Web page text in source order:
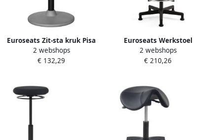
Euroseats Zit-sta kruk Pisa
zwart
2 webshops
€ 132,29
Euroseats Werkstoel
Tarente Large zwart
2 webshops
€ 210,26